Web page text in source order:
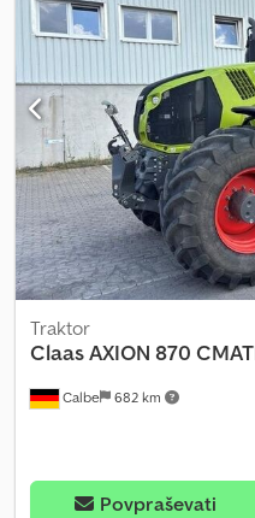
Calbe 682 km
Traktor
ClaasAXION 870
Povpraševati